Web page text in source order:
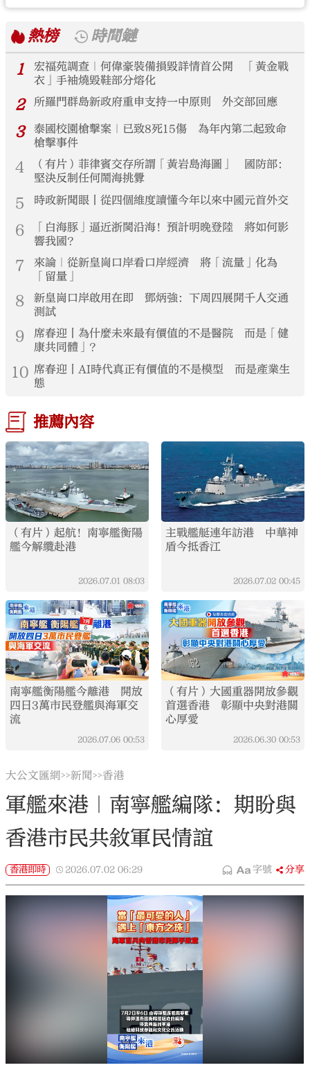
熱榜
時間鏈
1
宏福苑調查｜何偉豪裝備損毀詳情首公開 「黃金戰
衣」手袖燒毀鞋部分熔化
2 所羅門群島新政府重申支持一中原則 外交部回應
3
泰國校園槍擊案｜已致8死15傷 為年內第二起致命
槍擊事件
4
（有片）菲律賓交存所謂「黃岩島海圖」 國防部：
堅決反制任何鬧海挑釁
5 時政新聞眼丨從四個維度讀懂今年以來中國元首外交
6
「白海豚」逼近浙閩沿海！預計明晚登陸 將如何影
響我國？
7
來論｜從新皇崗口岸看口岸經濟 將「流量」化為
「留量」
8
新皇崗口岸啟用在即 鄧炳強：下周四展開千人交通
測試
9
席春迎丨為什麼未來最有價值的不是醫院 而是「健
康共同體」？
10 席春迎丨AI時代真正有價值的不是模型 而是產業生
態
推薦內容
（有片）起航！南寧艦衡陽
艦今解纜赴港
2026.07.01 08:03
主戰艦艇連年訪港 中華神
盾今抵香江
2026.07.02 00:45
南寧艦衡陽艦今離港 開放
四日3萬市民登艦與海軍交
流
2026.07.06 00:53
（有片）大國重器開放參觀
首選香港 彰顯中央對港關
心厚愛
2026.06.30 00:53
大公文匯網>>新聞>>香港
軍艦來港｜南寧艦編隊：期盼與
香港市民共敘軍民情誼
香港即時 2026.07.02 06:29 字號 分享